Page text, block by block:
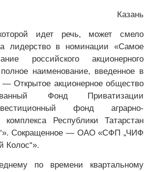
Казань
идет речь, может смело
лидерство в номинации «Самое
российского акционерного
наименование, введенное в
— Открытое акционерное общество
Фонд Приватизации
фонд аграрно­-
комплекса Республики Татарстан
Сокращенное — ОАО «СФП „ЧИФ
Колос“».
по времени квартальному